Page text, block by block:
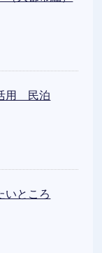
用 民泊
いところ